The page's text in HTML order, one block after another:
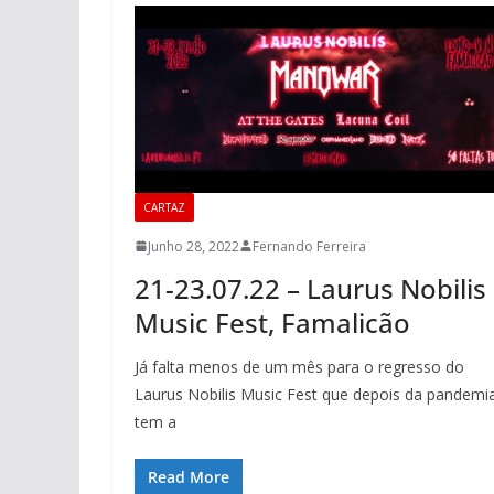
CARTAZ
Junho 28, 2022 Fernando Ferreira
21-23.07.22 – Laurus Nobilis
Music Fest, Famalicão
Já falta menos de um mês para o regresso do
Laurus Nobilis Music Fest que depois da
tem a
Read More